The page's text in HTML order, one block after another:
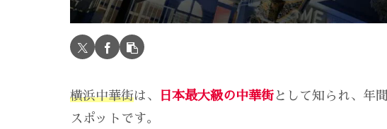
横浜中華街は、 日本最大級の中華街 として知られ、年
スポットです。